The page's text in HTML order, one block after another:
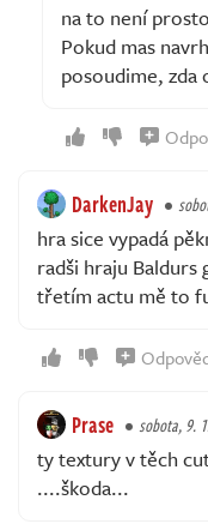
na to není
Pokud mas
posoudime, zda
DarkenJay
hra sice vypadá
radši hraju Baldurs
třetím actu mě to
Prase sobota, 9.
ty textury v těch
....škoda...